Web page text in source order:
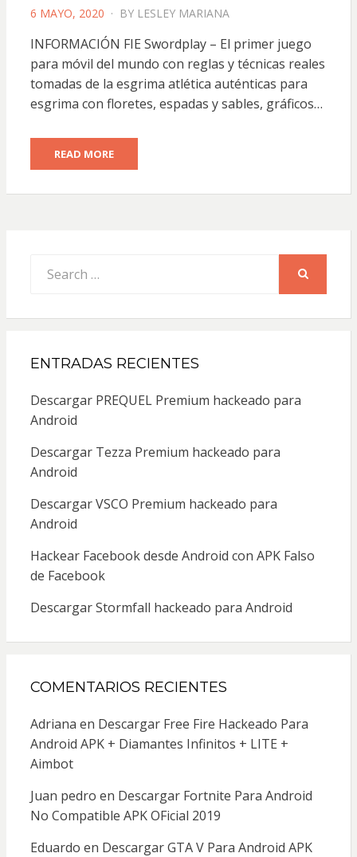
POSTED
6 MAYO, 2020 BY LESLEY MARIANA
INFORMACIÓN FIE Swordplay – El primer juego
para móvil del mundo con reglas y técnicas reales
tomadas de la esgrima atlética auténticas para
esgrima con floretes, espadas y sables, gráficos…
READ MORE
for:
ENTRADAS RECIENTES
Descargar PREQUEL Premium hackeado para
Android
Descargar Tezza Premium hackeado para
Android
Descargar VSCO Premium hackeado para
Android
Hackear Facebook desde Android con APK Falso
de Facebook
Descargar Stormfall hackeado para Android
COMENTARIOS RECIENTES
Adriana en Descargar Free Fire Hackeado Para
Android APK + Diamantes Infinitos + LITE +
Aimbot
Juan pedro en Descargar Fortnite Para Android
No Compatible APK OFicial 2019
Eduardo en Descargar GTA V Para Android APK